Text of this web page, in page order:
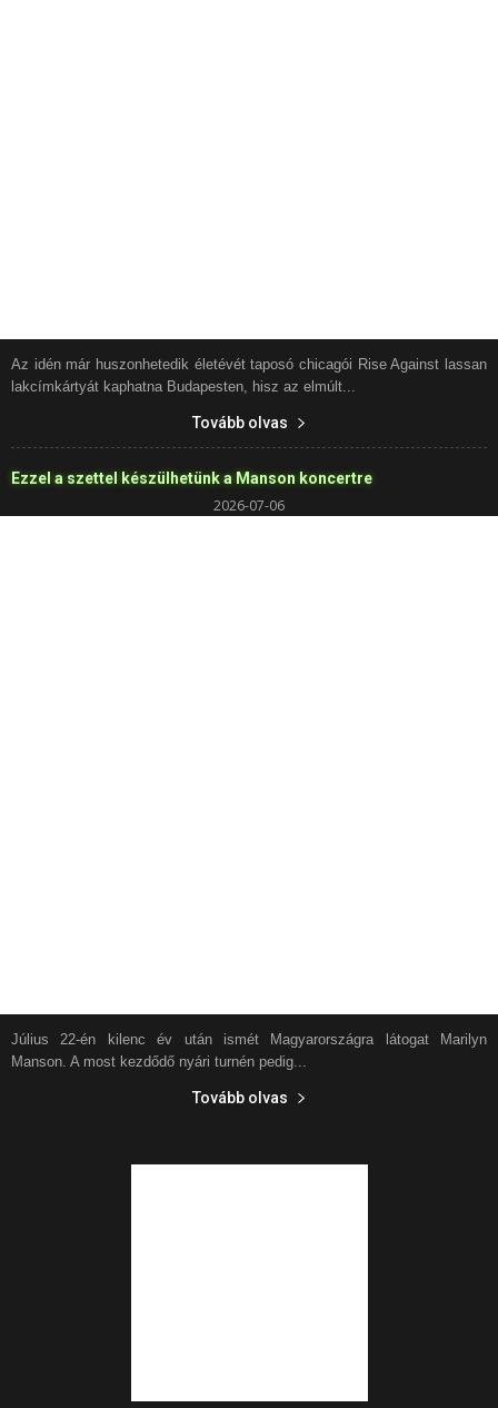
Az idén már huszonhetedik életévét taposó chicagói Rise Against lassan
lakcímkártyát kaphatna Budapesten, hisz az elmúlt...
Tovább olvas
Ezzel a szettel készülhetünk a Manson koncertre
2026-07-06
Július 22-én kilenc év után ismét Magyarországra látogat Marilyn
Manson. A most kezdődő nyári turnén pedig...
Tovább olvas